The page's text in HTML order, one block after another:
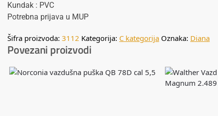
Kundak : PVC
Potrebna prijava u MUP
Šifra proizvoda: 3112 Kategorija: C kategorija Oznaka: Diana
Povezani proizvodi